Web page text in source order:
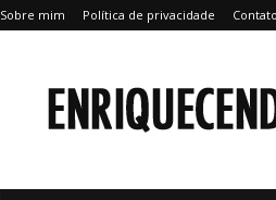
Sobre mim Política de privacidade Contato